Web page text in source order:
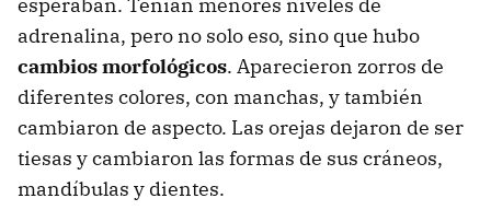
adrenalina, pero no solo eso, sino que hubo
cambios morfológicos. Aparecieron zorros de
diferentes colores, con manchas, y también
cambiaron de aspecto. Las orejas dejaron de ser
tiesas y cambiaron las formas de sus cráneos,
mandíbulas y dientes.